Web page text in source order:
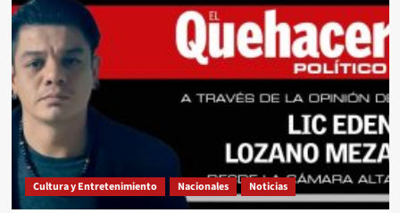
Cultura y Entretenimiento Nacionales Noticias